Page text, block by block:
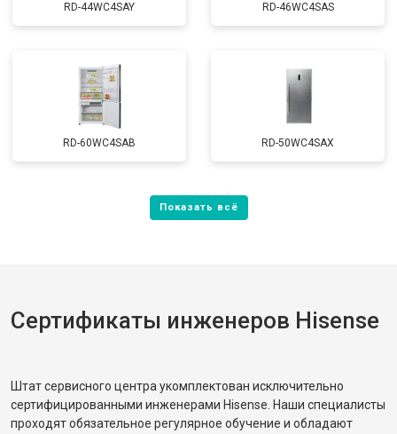
RD-44WC4SAY RD-46WC4SAS
RD-60WC4SAB RD-50WC4SAX
Сертификаты инженеров Hisense
Штат сервисного центра укомплектован исключительно
сертифицированными инженерами Hisense. Наши специалисты
проходят обязательное регулярное обучение и обладают